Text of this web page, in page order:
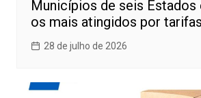
Municípios de seis Estados
os mais atingidos por tarifas
28 de julho de 2026